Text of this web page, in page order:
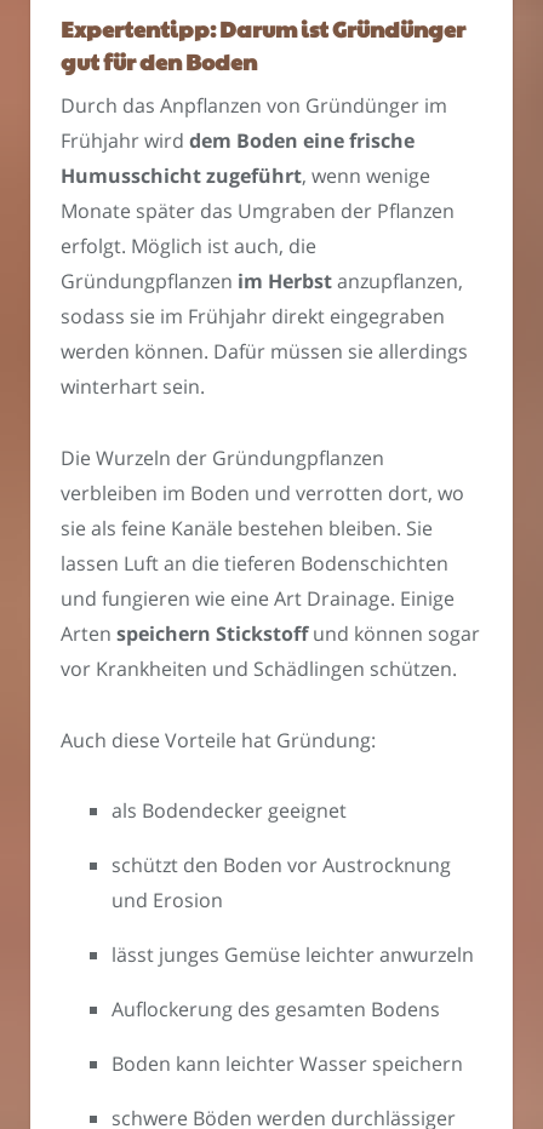
Expertentipp: Darum ist Gründünger
gut für den Boden
Durch das Anpflanzen von Gründünger im
Frühjahr wird dem Boden eine frische
Humusschicht zugeführt, wenn wenige
Monate später das Umgraben der Pflanzen
erfolgt. Möglich ist auch, die
Gründungpflanzen im Herbstanzupflanzen,
sodass sie im Frühjahr direkt eingegraben
werden können. Dafür müssen sie allerdings
winterhart sein.
Die Wurzeln der Gründungpflanzen
verbleiben im Boden und verrotten dort, wo
sie als feine Kanäle bestehen bleiben. Sie
lassen Luft an die tieferen Bodenschichten
und fungieren wie eine Art Drainage. Einige
Arten speichern Stickstoffund können sogar
vor Krankheiten und Schädlingen schützen.
Auch diese Vorteile hat Gründung:
als Bodendecker geeignet
schützt den Boden vor Austrocknung
und Erosion
lässt junges Gemüse leichter anwurzeln
Auflockerung des gesamten Bodens
Boden kann leichter Wasser speichern
schwere Böden werden durchlässiger